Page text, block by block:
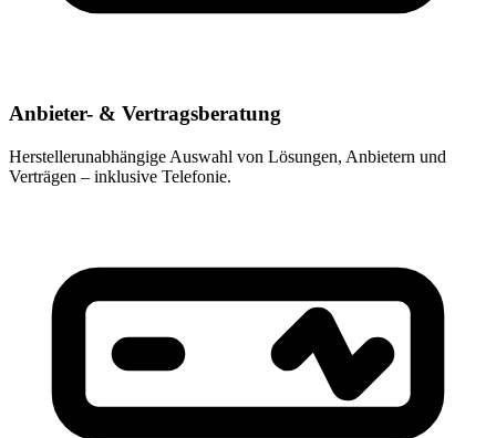
Anbieter- & Vertragsberatung
Herstellerunabhängige Auswahl von Lösungen, Anbietern und
Verträgen – inklusive Telefonie.